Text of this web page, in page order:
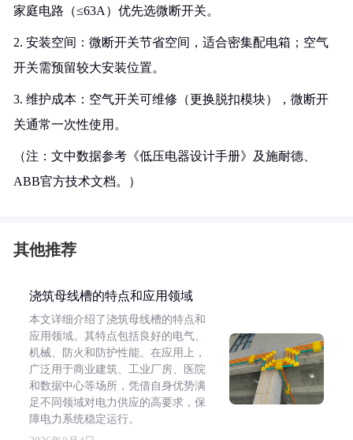
家庭电路（≤63A）优先选微断开关。
2. 安装空间：微断开关节省空间，适合密集配电箱；空气
开关需预留较大安装位置。
3. 维护成本：空气开关可维修（更换脱扣模块），微断开
关通常一次性使用。
（注：文中数据参考《低压电器设计手册》及施耐德、
ABB官方技术文档。）
其他推荐
浇筑母线槽的特点和应用领域
本文详细介绍了浇筑母线槽的特点和
应用领域。其特点包括良好的电气、
机械、防火和防护性能。在应用上，
广泛用于商业建筑、工业厂房、医院
和数据中心等场所，凭借自身优势满
足不同领域对电力供应的高要求，保
障电力系统稳定运行。